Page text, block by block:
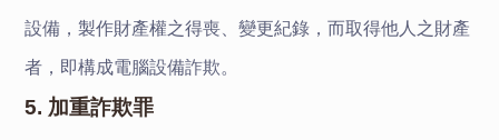
設備，製作財產權之得喪、變更紀錄，而取得他人之財產
者，即構成電腦設備詐欺。
5. 加重詐欺罪